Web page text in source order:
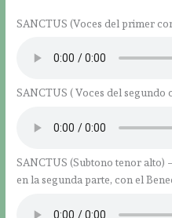
SANCTUS (Voces del primer
SANCTUS ( Voces del segundo
SANCTUS (Subtono tenor alto)
en la segunda parte, con el